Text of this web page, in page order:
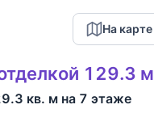
На карте
129.3
кв. м на 7 этаже